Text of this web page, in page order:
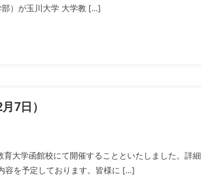
部）が玉川大学 大学教 […]
7日）
大学函館校にて開催することといたしました。詳細
容を予定しております。皆様に […]